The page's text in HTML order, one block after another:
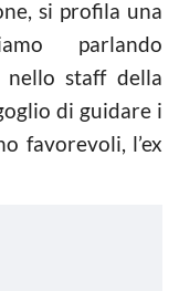
si profila una
parlando
nello staff della
di guidare i
favorevoli, l’ex